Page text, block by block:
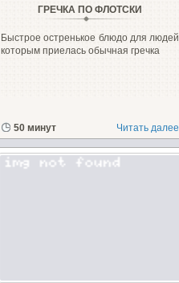
ГРЕЧКА ПО ФЛОТСКИ
Быстрое остренькое блюдо для людей
которым приелась обычная гречка
50 минут Читать далее